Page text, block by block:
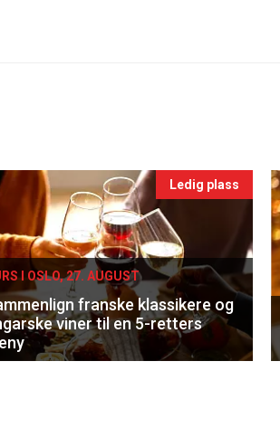
Ledig plass
I OSLO, 27. AUGUST
franske klassikere og
viner til en 5-retters